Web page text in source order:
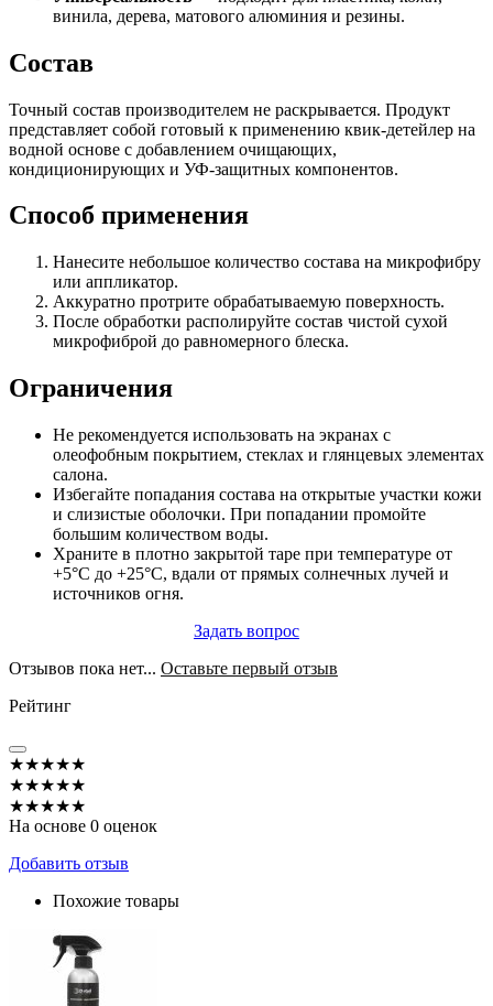
винила, дерева, матового алюминия и резины.
Состав
Точный состав производителем не раскрывается. Продукт
представляет собой готовый к применению квик-детейлер на
водной основе с добавлением очищающих,
кондиционирующих и УФ-защитных компонентов.
Способ применения
Нанесите небольшое количество состава на микрофибру
или аппликатор.
Аккуратно протрите обрабатываемую поверхность.
После обработки располируйте состав чистой сухой
микрофиброй до равномерного блеска.
Ограничения
Не рекомендуется использовать на экранах с
олеофобным покрытием, стеклах и глянцевых элементах
салона.
Избегайте попадания состава на открытые участки кожи
и слизистые оболочки. При попадании промойте
большим количеством воды.
Храните в плотно закрытой таре при температуре от
+5°C до +25°C, вдали от прямых солнечных лучей и
источников огня.
Задать вопрос
Отзывов пока нет... Оставьте первый отзыв
Рейтинг
★★★★★
★★★★★
★★★★★
На основе 0 оценок
Добавить отзыв
Похожие товары